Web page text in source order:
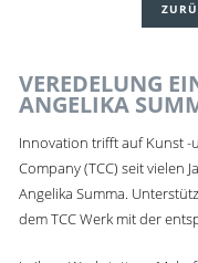
VEREDELUNG
ANGELIKA
Innovation trifft auf Kunst -
Company (TCC) seit vielen
Angelika Summa.
dem TCC Werk mit der